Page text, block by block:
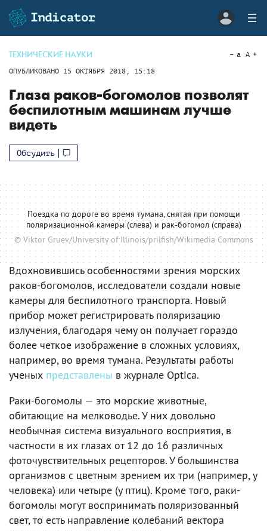
ТЕХНИЧЕСКИЕ НАУКИ
ОПУБЛИКОВАНО 15 ОКТЯБРЯ 2018, 15:18
a A
Глаза раков-богомолов позволят
беспилотным машинам лучше
видеть
Обсудить
Поездка по дороге во время тумана, снятая при помощи
поляризационной камеры (слева) и рак-богомол (справа)
© Viktor Gruev/University of Illinois/prilfish/Wikimedia Commons
Вдохновившись особенностями зрения морских
раков-богомолов, исследователи создали новые
камеры для беспилотного транспорта. Новый
прибор может регистрировать поляризацию
излучения, благодаря чему он получает гораздо
более четкое изображение в сложных условиях,
например, во время тумана. Результаты работы
ученых представлены в журнале Optica.
Раки-богомолы — это морские животные,
обитающие на мелководье. У них довольно
необычная система визуального восприятия, в
частности в их глазах от 12 до 16 различных
фоточувствительных рецепторов. У большинства
организмов с цветным зрением их три (например, у
человека) или четыре (у птиц). Кроме того, раки-
богомолы могут воспринимать поляризованный
свет, то есть направление колебаний вектора